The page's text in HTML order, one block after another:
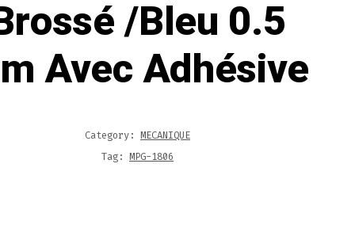
/Bleu 0.5
Avec Adhésive
Category:MECANIQUE
Tag:MPG-1806